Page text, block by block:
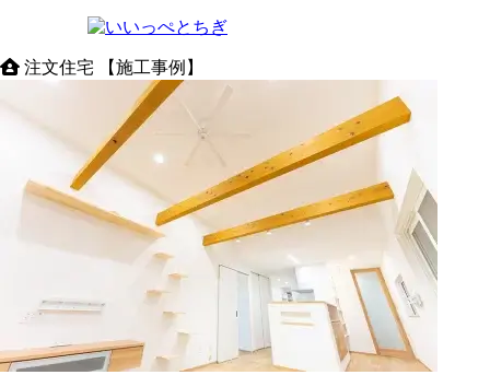
注文住宅 【施工事例】